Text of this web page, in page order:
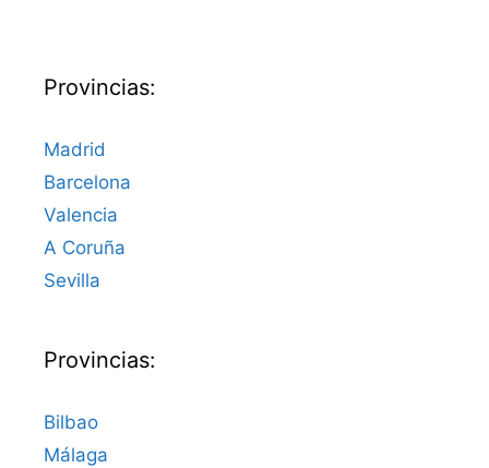
Provincias:
Madrid
Barcelona
Valencia
A Coruña
Sevilla
Provincias:
Bilbao
Málaga